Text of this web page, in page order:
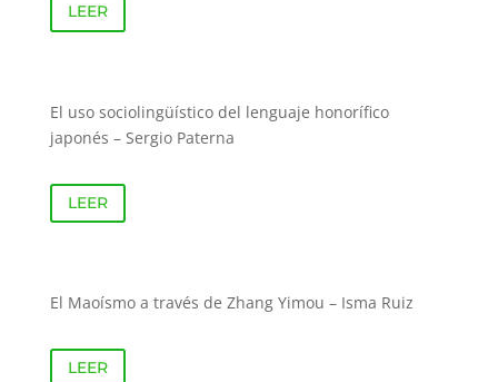
LEER
El uso sociolingüístico del lenguaje honorífico
japonés – Sergio Paterna
LEER
El Maoísmo a través de Zhang Yimou – Isma Ruiz
LEER